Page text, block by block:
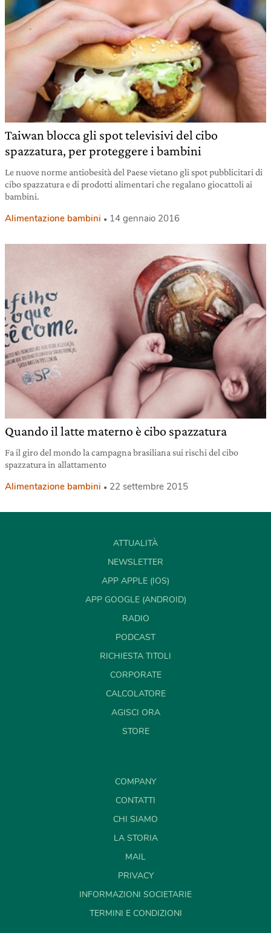
Taiwan blocca gli spot televisivi del cibo
spazzatura, per proteggere i bambini
Le nuove norme antiobesità del Paese vietano gli spot pubblicitari di
cibo spazzatura e di prodotti alimentari che regalano giocattoli ai
bambini.
Alimentazione bambini 14 gennaio 2016
Quando il latte materno è cibo spazzatura
Fa il giro del mondo la campagna brasiliana sui rischi del cibo
spazzatura in allattamento
Alimentazione bambini 22 settembre 2015
ATTUALITÀ
NEWSLETTER
APP APPLE (IOS)
APP GOOGLE (ANDROID)
RADIO
PODCAST
RICHIESTA TITOLI
CORPORATE
CALCOLATORE
AGISCI ORA
STORE
COMPANY
CONTATTI
CHI SIAMO
LA STORIA
MAIL
PRIVACY
INFORMAZIONI SOCIETARIE
TERMINI E CONDIZIONI